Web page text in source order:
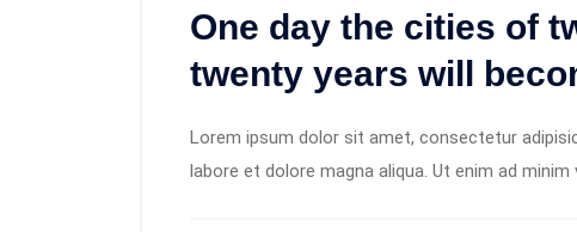
One day the cities of
twenty years will
Lorem ipsum dolor sit amet, consectetur
labore et dolore magna aliqua. Ut enim ad